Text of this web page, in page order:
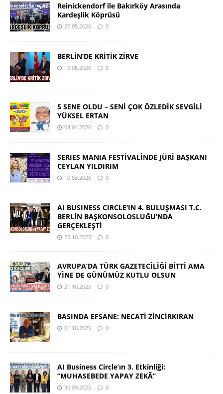
Reinickendorf ile Bakırköy Arasında
Kardeşlik Köprüsü
27.05.2026 0
BERLİN’DE KRİTİK ZİRVE
19.05.2026 0
5 SENE OLDU – SENİ ÇOK ÖZLEDİK SEVGİLİ
YÜKSEL ERTAN
04.04.2026 0
SERIES MANIA FESTİVALİNDE JÜRİ BAŞKANI
CEYLAN YILDIRIM
10.03.2026 0
AI BUSINESS CIRCLE’IN 4. BULUŞMASI T.C.
BERLİN BAŞKONSOLOSLUĞU’NDA
GERÇEKLEŞTİ
25.10.2025 0
AVRUPA’DA TÜRK GAZETECİLİĞİ BİTTİ AMA
YİNE DE GÜNÜMÜZ KUTLU OLSUN
21.10.2025 0
BASINDA EFSANE: NECATİ ZİNCİRKIRAN
01.10.2025 0
AI Business Circle’ın 3. Etkinliği:
“MUHASEBEDE YAPAY ZEKÂ”
30.09.2025 0